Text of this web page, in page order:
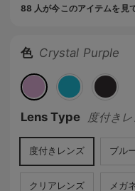
88 人が今このアイテムを見
色 Crystal Purple
Lens Type 度付き
度付きレンズ ブル
クリアレンズ メガ